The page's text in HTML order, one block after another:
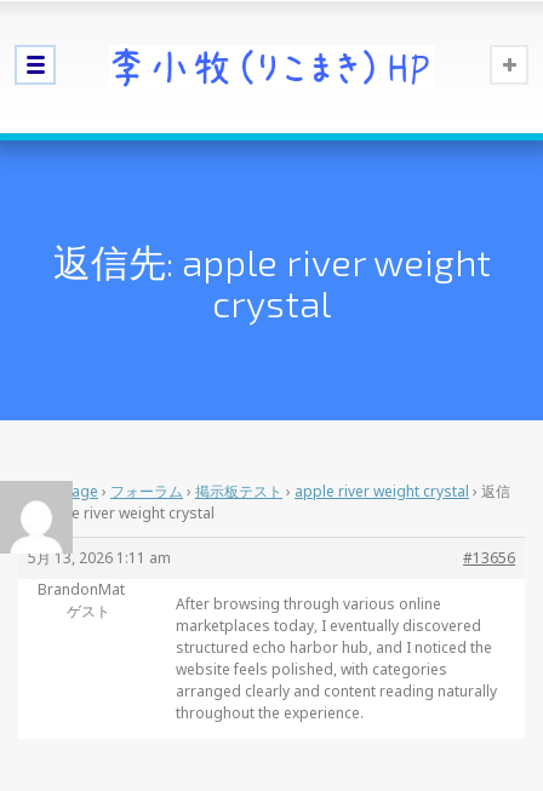
返信先: apple river weight
crystal
Home Page › フォーラム › 掲示板テスト › apple river weight crystal › 返信
先: apple river weight crystal
5月 13, 2026 1:11 am
#13656
BrandonMat
ゲスト
After browsing through various online
marketplaces today, I eventually discovered
structured echo harbor hub, and I noticed the
website feels polished, with categories
arranged clearly and content reading naturally
throughout the experience.